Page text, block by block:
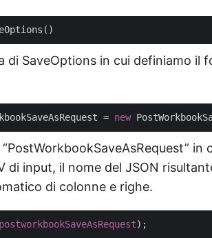
di SaveOptions in cui definiamo il
= new
in
di input, il nome del JSON
di colonne e righe.
postworkbookSaveAsRequest